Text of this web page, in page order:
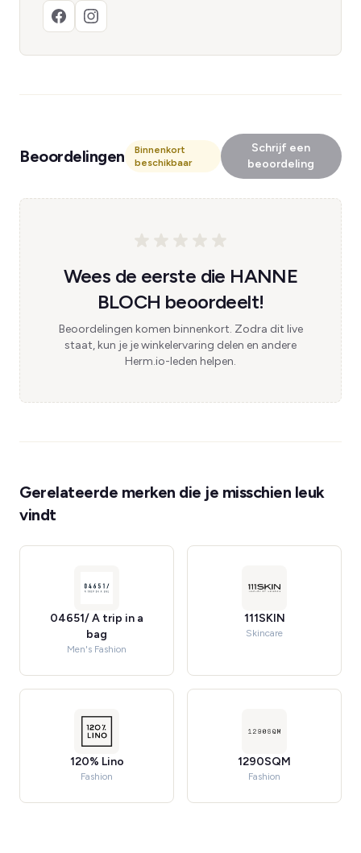
Beoordelingen
Binnenkort
beschikbaar
Schrijf een
beoordeling
Wees de eerste die HANNE
BLOCH beoordeelt!
Beoordelingen komen binnenkort. Zodra dit live
staat, kun je je winkelervaring delen en andere
Herm.io-leden helpen.
Gerelateerde merken die je misschien leuk
vindt
04651/ A trip in a
bag
Men's Fashion
111SKIN
Skincare
120% Lino
Fashion
1290SQM
Fashion